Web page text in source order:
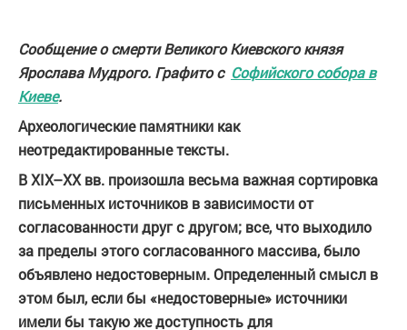
Сообщение о смерти Великого Киевского князя
Ярослава Мудрого. Графито с Софийского собора в
Киеве.
Археологические памятники как
неотредактированные тексты.
В XIX–XX вв. произошла весьма важная сортировка
письменных источников в зависимости от
согласованности друг с другом; все, что выходило
за пределы этого согласованного массива, было
объявлено недостоверным. Определенный смысл в
этом был, если бы «недостоверные» источники
имели бы такую же доступность для